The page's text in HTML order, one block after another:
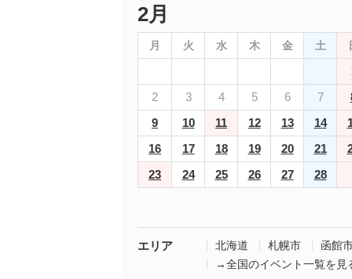
2月
月 火 水 木 金 土
2
3 4 5 6 7
9
10 11 12 13 14
16
17 18 19 20 21
23
24 25 26 27 28
エリア 北海道 札幌市
函館
→全国のイベント一覧を見